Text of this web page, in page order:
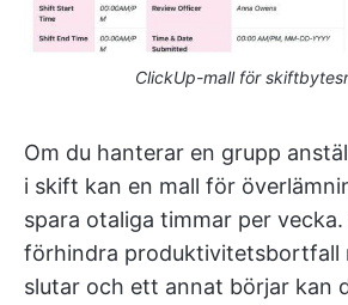
ClickUp-mall för
Om du hanterar en grupp
i skift kan en mall för
spara otaliga timmar per
förhindra produktivitetsbortfall
slutar och ett annat börjar kan